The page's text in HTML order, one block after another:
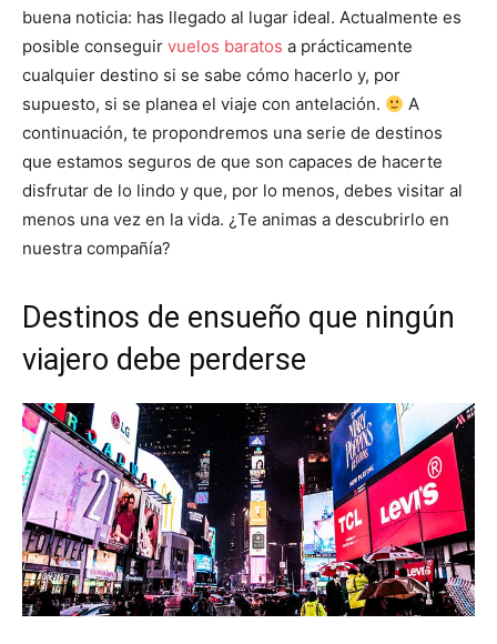
buena noticia: has llegado al lugar ideal. Actualmente es
posible conseguir vuelos baratos a prácticamente
cualquier destino si se sabe cómo hacerlo y, por
supuesto, si se planea el viaje con antelación.
A
continuación, te propondremos una serie de destinos
que estamos seguros de que son capaces de hacerte
disfrutar de lo lindo y que, por lo menos, debes visitar al
menos una vez en la vida. ¿Te animas a descubrirlo en
nuestra compañía?
Destinos de ensueño que ningún
viajero debe perderse